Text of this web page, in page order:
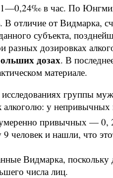
в час. По
от Видмарка,
субъекта,
разных дозировках
дозах. В
материале.
группы
алкоголю: у
привычных — 0,
9 человек и нашли, что
Видмарка,
числа лиц.